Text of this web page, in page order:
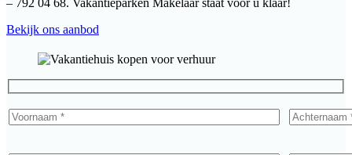
Bekijk ons aanbod